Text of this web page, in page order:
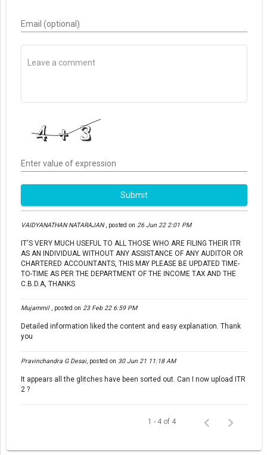
Email (optional)
Enter value of expression
Submit
VAIDYANATHAN NATARAJAN, posted on 26 Jun 22 2:01 PM
IT'S VERY MUCH USEFUL TO ALL THOSE WHO ARE FILING THEIR ITR
AS AN INDIVIDUAL WITHOUT ANY ASSISTANCE OF ANY AUDITOR OR
CHARTERED ACCOUNTANTS, THIS MAY PLEASE BE UPDATED TIME-
TO-TIME AS PER THE DEPARTMENT OF THE INCOME TAX AND THE
C.B.D.A, THANKS
Mujammil , posted on 23 Feb 22 6:59 PM
Detailed information liked the content and easy explanation. Thank
you
Pravinchandra G Desai, posted on 30 Jun 21 11:18 AM
It appears all the glitches have been sorted out. Can I now upload ITR
2 ?
1 - 4 of 4